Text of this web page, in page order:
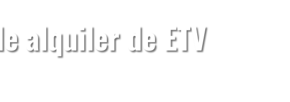
alquiler de ETV